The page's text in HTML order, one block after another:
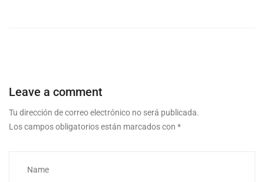
Leave a comment
Tu dirección de correo electrónico no será publicada.
Los campos obligatorios están marcados con *